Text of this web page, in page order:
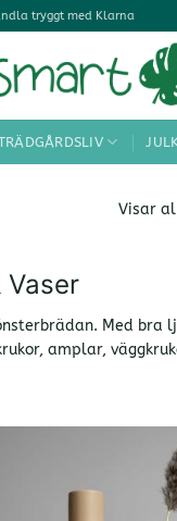
tryggt med Klarna
Visar
Vaser
Med bra
amplar,